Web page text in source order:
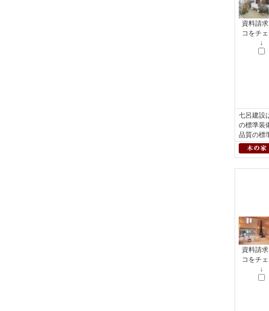
資料請
コをチ
↓
七呂建設
の標準装
品質の標
資料請
コをチ
↓